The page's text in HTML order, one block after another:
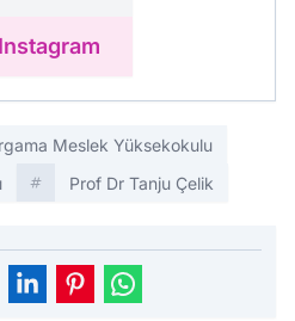
Instagram
Meslek Yüksekokulu
Prof Dr Tanju Çelik